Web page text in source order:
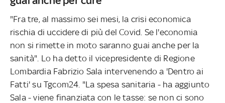
"Fra tre, al massimo sei mesi, la crisi economica
rischia di uccidere di più del Covid. Se l'economia
non si rimette in moto saranno guai anche per la
sanità". Lo ha detto il vicepresidente di Regione
Lombardia Fabrizio Sala intervenendo a 'Dentro ai
Fatti' su Tgcom24. "La spesa sanitaria - ha aggiunto
Sala - viene finanziata con le tasse: se non ci sono